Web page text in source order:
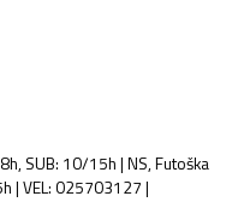
SUB: 10/15h | NS, Futoška
| VEL: 025703127 |